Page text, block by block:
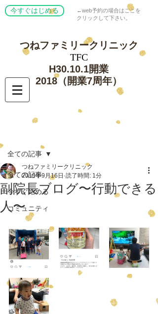
今すぐはじめる
←web予約の場合はここを
クリックして下さい。
つねファミリークリニック
​TFC
​H30.10.1開業
​2018（開業7周年）
全ての記事
今すぐ始める
コミュニティ
全ての記事
副院長ブログ〜行動できる
人〜
つねファミリークリニック
2019年9月16日 読了時間: 1分